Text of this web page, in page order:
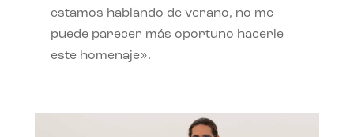
estamos hablando de verano, no me
puede parecer más oportuno hacerle
este homenaje».